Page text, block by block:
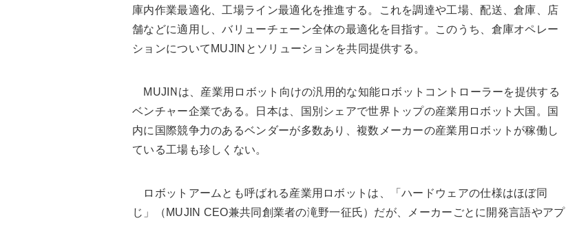
庫内作業最適化、工場ライン最適化を推進する。これを調達や工場、配送、倉庫、店
舗などに適用し、バリューチェーン全体の最適化を目指す。このうち、倉庫オペレー
ションについてMUJINとソリューションを共同提供する。
MUJINは、産業用ロボット向けの汎用的な知能ロボットコントローラーを提供する
ベンチャー企業である。日本は、国別シェアで世界トップの産業用ロボット大国。国
内に国際競争力のあるベンダーが多数あり、複数メーカーの産業用ロボットが稼働し
ている工場も珍しくない。
ロボットアームとも呼ばれる産業用ロボットは、「ハードウェアの仕様はほぼ同
じ」（MUJIN CEO兼共同創業者の滝野一征氏）だが、メーカーごとに開発言語やアプ